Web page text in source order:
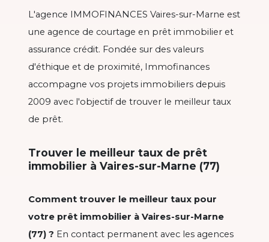
L'agence IMMOFINANCES Vaires-sur-Marne est
une agence de courtage en prêt immobilier et
assurance crédit. Fondée sur des valeurs
d'éthique et de proximité, Immofinances
accompagne vos projets immobiliers depuis
2009 avec l'objectif de trouver le meilleur taux
de prêt.
Trouver le meilleur taux de prêt
immobilier à Vaires-sur-Marne (77)
Comment trouver le meilleur taux pour
votre prêt immobilier à Vaires-sur-Marne
(77) ? En contact permanent avec les agences